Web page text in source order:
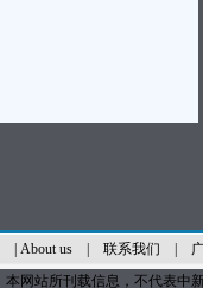
About us| 联系我们
本网站所刊载信息，不代表中